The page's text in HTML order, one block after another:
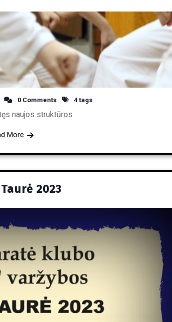
0 Comments 4 tags
naujos struktūros
More
2023